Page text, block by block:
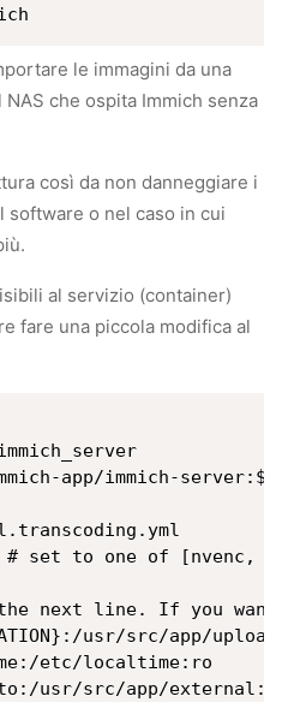
le immagini da una
che ospita Immich senza
così da non danneggiare i
o nel caso in cui
al servizio (container)
fare una piccola modifica al
app/immich-
set to one of [nvenc,
next line. If you
usr/src/app/upload
etc/localtime:ro
usr/src/app/